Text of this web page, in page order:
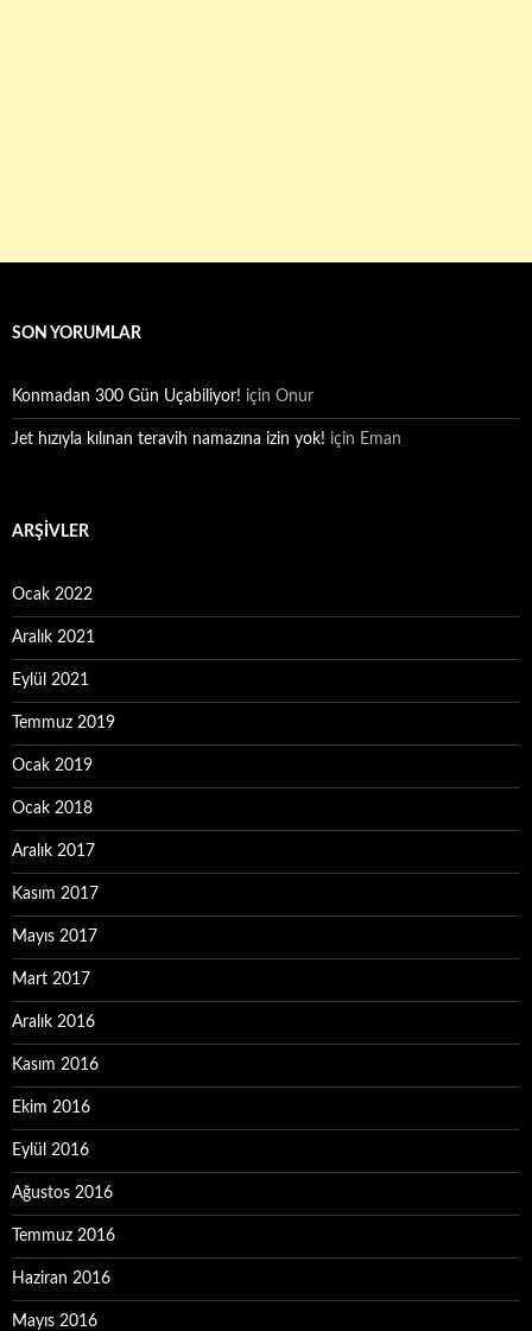
SON YORUMLAR
Konmadan 300 Gün Uçabiliyor! için Onur
Jet hızıyla kılınan teravih namazına izin yok! için Eman
ARŞIVLER
Ocak 2022
Aralık 2021
Eylül 2021
Temmuz 2019
Ocak 2019
Ocak 2018
Aralık 2017
Kasım 2017
Mayıs 2017
Mart 2017
Aralık 2016
Kasım 2016
Ekim 2016
Eylül 2016
Ağustos 2016
Temmuz 2016
Haziran 2016
Mayıs 2016